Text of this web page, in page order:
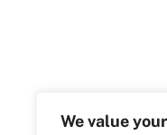
We value